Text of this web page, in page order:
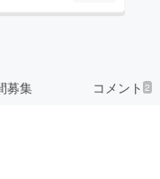
募集 コメント 2